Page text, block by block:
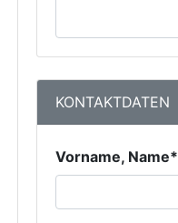
KONTAKTDATEN
Vorname, Name*